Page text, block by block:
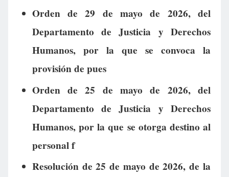
Orden de 29 de mayo de 2026, del
Departamento de Justicia y Derechos
Humanos, por la que se convoca la
provisión de pues
Orden de 25 de mayo de 2026, del
Departamento de Justicia y Derechos
Humanos, por la que se otorga destino al
personal f
Resolución de 25 de mayo de 2026, de la